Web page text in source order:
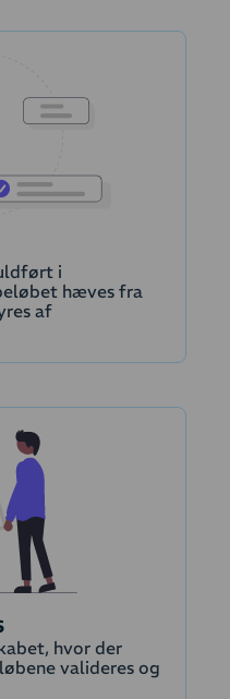
Moms
abonnementsfornyelser
Krediteringer
Produkter
i
hæves fra
af
hvor der
valideres og